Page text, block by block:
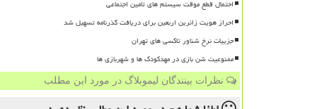
احتمال قطع موقت سیستم های تامین اجتماعی
احراز هویت زائرین اربعین برای دریافت گذرنامه تسهیل شد
جزییات نرخ شناور تاکسی های تهران
ممنوعیت شن بازی در مهدکودک ها و شهربازی ها
نظرات بینندگان لیموبلاگ در مورد این مطلب